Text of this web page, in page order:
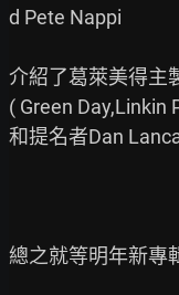
d Pete Nappi
介紹了葛萊美得主
( Green Day,Linkin
和提名者Dan
總之就等明年新專